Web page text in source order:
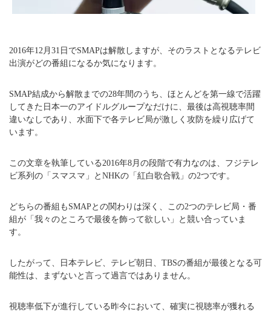
2016年12月31日でSMAPは解散しますが、そのラストとなるテレビ
出演がどの番組になるか気になります。
SMAP結成から解散までの28年間のうち、ほとんどを第一線で活躍
してきた日本一のアイドルグループなだけに、最後は高視聴率間
違いなしであり、水面下で各テレビ局が激しく攻防を繰り広げて
います。
この文章を執筆している2016年8月の段階で有力なのは、フジテレ
ビ系列の「スマスマ」とNHKの「紅白歌合戦」の2つです。
どちらの番組もSMAPとの関わりは深く、この2つのテレビ局・番
組が「我々のところで最後を飾って欲しい」と競い合っていま
す。
したがって、日本テレビ、テレビ朝日、TBSの番組が最後となる可
能性は、まずないと言って過言ではありません。
視聴率低下が進行している昨今において、確実に視聴率が獲れる